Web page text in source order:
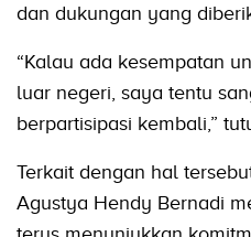
dan dukungan yang
“Kalau ada kesempatan
luar negeri, saya tentu
berpartisipasi kembali,”
Terkait dengan hal
Agustya Hendy Bernadi